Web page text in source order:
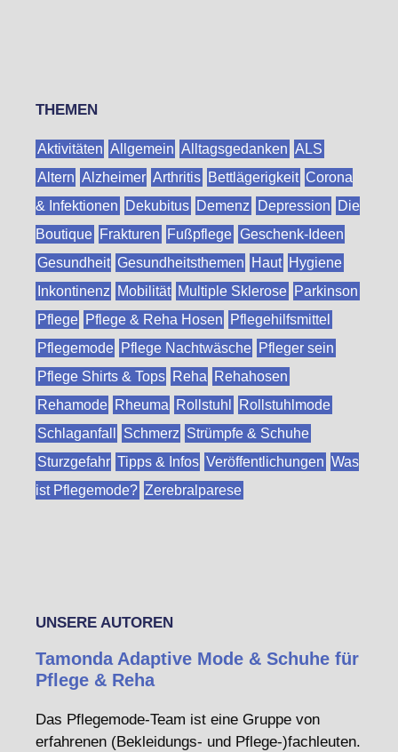
THEMEN
Aktivitäten Allgemein Alltagsgedanken ALS
Altern Alzheimer Arthritis Bettlägerigkeit Corona
& Infektionen
Dekubitus Demenz Depression
Die
Boutique Frakturen Fußpflege Geschenk-Ideen
Gesundheit Gesundheitsthemen Haut Hygiene
Inkontinenz
Mobilität Multiple Sklerose Parkinson
Pflege
Pflege & Reha Hosen
Pflegehilfsmittel
Pflegemode
Pflege Nachtwäsche
Pfleger sein
Pflege Shirts & Tops
Reha
Rehahosen
Rehamode
Rheuma Rollstuhl
Rollstuhlmode
Schlaganfall
Schmerz Strümpfe & Schuhe
Sturzgefahr Tipps & Infos Veröffentlichungen Was
ist Pflegemode? Zerebralparese
UNSERE AUTOREN
Tamonda Adaptive Mode & Schuhe für
Pflege & Reha
Das Pflegemode-Team ist eine Gruppe von
erfahrenen (Bekleidungs- und Pflege-)fachleuten.